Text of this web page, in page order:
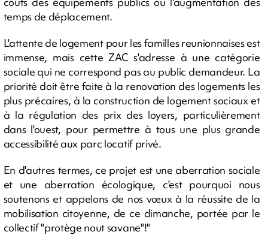
temps de déplacement.
L'attente de logement pour les familles reunionnaises est
immense, mais cette ZAC s'adresse à une catégorie
sociale qui ne correspond pas au public demandeur. La
priorité doit être faite à la renovation des logements les
plus précaires, à la construction de logement sociaux et
à la régulation des prix des loyers, particulièrement
dans l'ouest, pour permettre à tous une plus grande
accessibilité aux parc locatif privé.
En d'autres termes, ce projet est une aberration sociale
et une aberration écologique, c'est pourquoi nous
soutenons et appelons de nos vœux à la réussite de la
mobilisation citoyenne, de ce dimanche, portée par le
collectif "protège nout savane"!"